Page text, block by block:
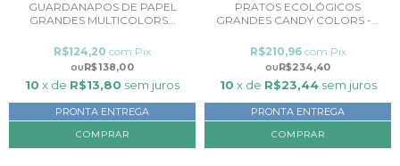
GUARDANAPOS DE PAPEL
GRANDES MULTICOLORS...
R$138,00
R$124,20 com Pix
10 x de R$13,80 sem juros
PRONTA ENTREGA
PRATOS ECOLÓGICOS
GRANDES CANDY COLORS -...
R$234,40
R$210,96 com Pix
10 x de R$23,44 sem juros
PRONTA ENTREGA
COMPRAR